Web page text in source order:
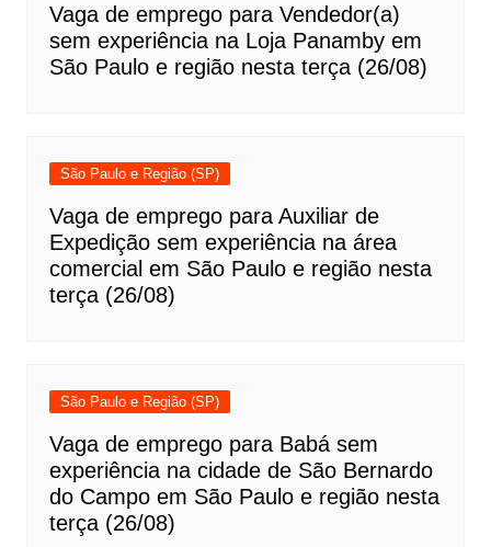
Vaga de emprego para Vendedor(a)
sem experiência na Loja Panamby em
São Paulo e região nesta terça (26/08)
São Paulo e Região (SP)
Vaga de emprego para Auxiliar de
Expedição sem experiência na área
comercial em São Paulo e região nesta
terça (26/08)
São Paulo e Região (SP)
Vaga de emprego para Babá sem
experiência na cidade de São Bernardo
do Campo em São Paulo e região nesta
terça (26/08)